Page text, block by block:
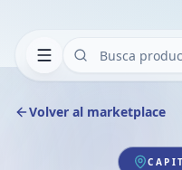
Volver al marketplace